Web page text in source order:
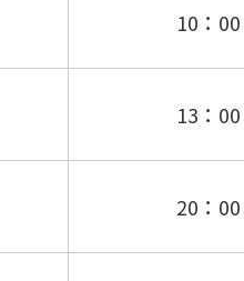
10：00
13：00
20：00